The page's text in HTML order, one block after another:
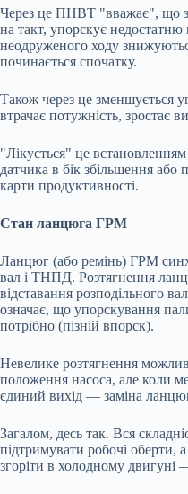
Через це ПНВТ "вважає", що
на такт, упорскує недостатню
неодруженого ходу
починається спочатку.
Також через це зменшується
втрачає потужність, зростає
"Лікується" це
датчика в бік збільшення
карти продуктивності.
Стан ланцюга ГРМ
Ланцюг (або ремінь) ГРМ
вал і ТНПД. Розтягнення
відставання розподільного
означає, що упорскування
потрібно (пізній впорск).
Невелике розтягнення
положення насоса, але коли
єдиний вихід — заміна
Загалом, десь так. Вся
підтримувати робочі оберти,
згоріти в холодному двигуні